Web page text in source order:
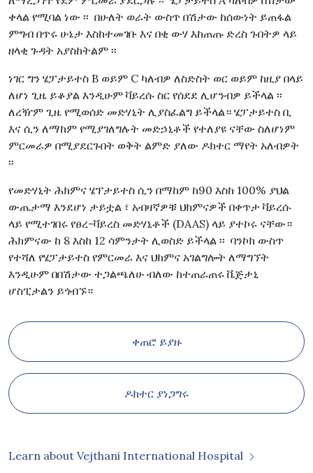
ቀላል የሚባል ነው ፡፡ በሁለት ወራት ውስጥ በሽታው ከሰውነት ይጠፋል
ምግብ በጥሩ ሁኔታ እስከተመገቡ እና በቂ ውሃ እከጠጡ ድረስ ጉበትዎ ላይ
ዘላቂ ጉዳት አያስከትልም ፡፡
ነገር ግን ሄፓታይተስ B ወይም C ካለብዎ ለስድስት ወር ወይም ከዚያ በላይ
ለሆነ ጊዜ ይቆያል እንዲሁም ቫይረሱ ስር የሰደደ ሊሆንብዎ ይችላል ፡፡
ለረዥም ጊዜ የሚወሰድ መድሃኒት ሊያስፈልግ ይችላል። ሄፓታይተስ ቢ
እና ሲን ለማከም የሚያገለግሉት መድኃኒቶች የተለያዩ ናቸው ስለሆነም
ምርመራዎ በሚያደርጉበት ወቅት ልምድ ያለው ዶክተር ማየት አለብዎት
፡፡
የመድሃኒት ሕክምና ሄፕታይተስ ሲን በማከም ከ90 እስከ 100% ያህል
ውጤታማ እንደሆነ ታይቷል ፣ አብዛኛዎቹ ህክምናዎች በቀጥታ ቫይረሱ
ላይ የሚተገበሩ የፀረ-ቫይረስ መድሃኒቶች (DAAS) ላይ ያተኮሩ ናቸው።
ሕክምናው ከ 8 እስከ 12 ሳምንታት ሊወስድ ይችላል ፡፡ ባንኮክ ውስጥ
የተሻለ የሄፓታይተስ የምርመራ እና ህክምና አገልግሎት ለማግኘት
እንዲሁም በበሽታው ተጋልጫለሁ ብለው ከተጠራጠሩ ቬጅታኒ
ሆስፒታልን ይጎብኙ።
ቀጠሮ ይያዙ
ዶክተር ያነጋግሩ
Learn about Vejthani International Hospital